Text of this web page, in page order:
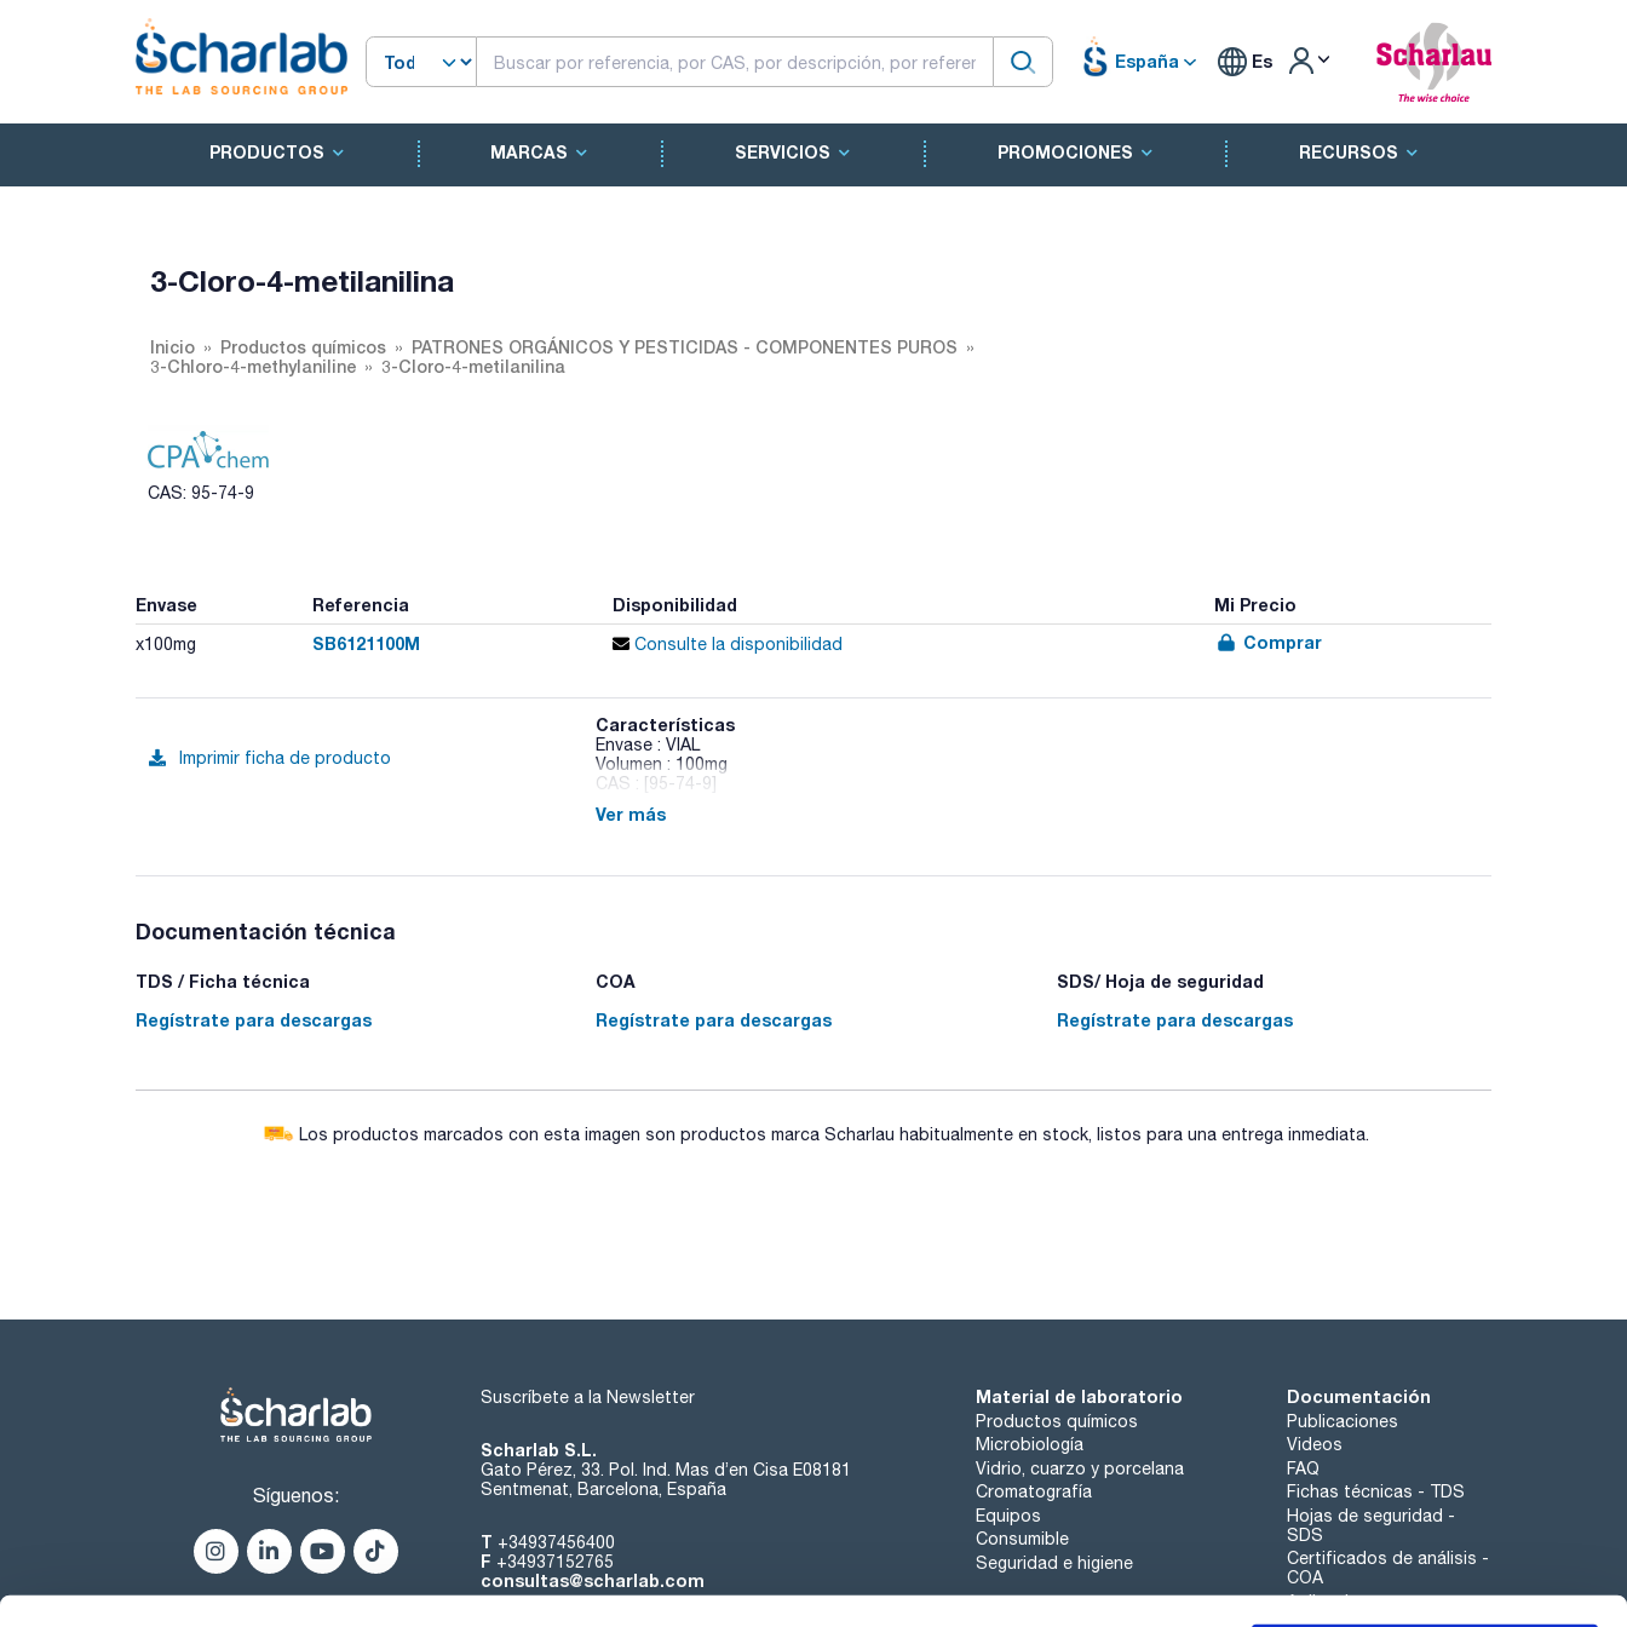
España Es
PRODUCTOS MARCAS SERVICIOS PROMOCIONES RECURSOS
3-Cloro-4-metilanilina
Inicio Productos químicos
PATRONES ORGÁNICOS Y PESTICIDAS - COMPONENTES PUROS
3-Chloro-4-methylaniline
3-Cloro-4-metilanilina
CAS: 95-74-9
Envase Referencia Disponibilidad Mi Precio
x100mg SB6121100M Consulte la disponibilidad Comprar
Imprimir ficha de producto
Características
Envase : VIAL
Volumen : 100mg
CAS : [95-74-9]
3-Chloro-4-methylaniline
Ver más
Documentación técnica
TDS / Ficha técnica
Regístrate para descargas
COA
Regístrate para descargas
SDS/ Hoja de seguridad
Regístrate para descargas
Los productos marcados con esta imagen son productos marca Scharlau habitualmente en stock, listos para una entrega inmediata.
Síguenos:
Suscríbete a la Newsletter
Scharlab S.L.
Gato Pérez, 33. Pol. Ind. Mas d’en Cisa E08181
Sentmenat, Barcelona, España
T +34937456400
F +34937152765
consultas@scharlab.com
Material de laboratorio
Productos químicos
Microbiología
Vidrio, cuarzo y porcelana
Cromatografía
Equipos
Consumible
Seguridad e higiene
Documentación
Publicaciones
Videos
FAQ
Fichas técnicas - TDS
Hojas de seguridad -
SDS
Certificados de análisis -
COA
Aplicaciones